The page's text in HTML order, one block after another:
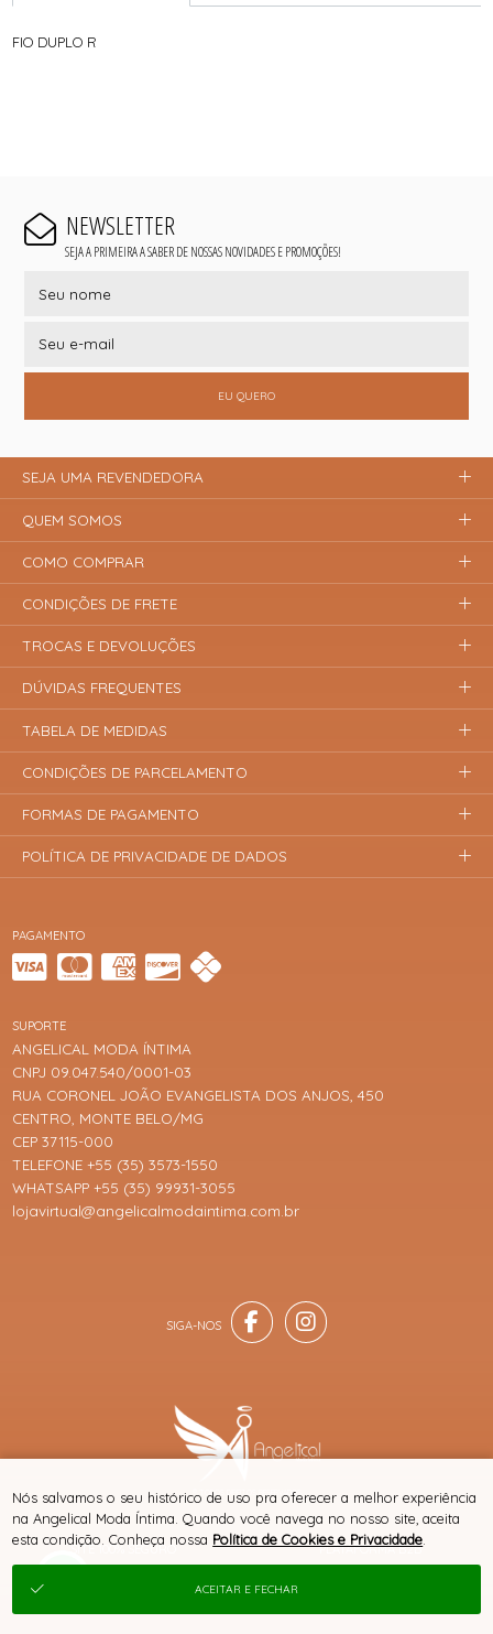
FIO DUPLO R
NEWSLETTER
SEJA A PRIMEIRA A SABER DE NOSSAS NOVIDADES E PROMOÇÕES!
EU QUERO
PAGAMENTO
SITE 100% SEGURO PLATAFORMA B2B
SUPORTE
ANGELICAL MODA ÍNTIMA
CNPJ 09.047.540/0001-03
RUA CORONEL JOÃO EVANGELISTA DOS ANJOS, 450
CENTRO, MONTE BELO/MG
CEP 37115-000
TELEFONE +55 (35) 3573-1550
WHATSAPP +55 (35) 99931-3055
lojavirtual@angelicalmodaintima.com.br
SEJA UMA REVENDEDORA
QUEM SOMOS
COMO COMPRAR
CONDIÇÕES DE FRETE
TROCAS E DEVOLUÇÕES
DÚVIDAS FREQUENTES
TABELA DE MEDIDAS
CONDIÇÕES DE PARCELAMENTO
FORMAS DE PAGAMENTO
POLÍTICA DE PRIVACIDADE DE DADOS
® TODOS DIREITOS RESERVADOS
Nós salvamos o seu histórico de uso pra oferecer a melhor experiência
na Angelical Moda Íntima. Quando você navega no nosso site, aceita
esta condição. Conheça nossa Política de Cookies e Privacidade
ACEITAR E FECHAR